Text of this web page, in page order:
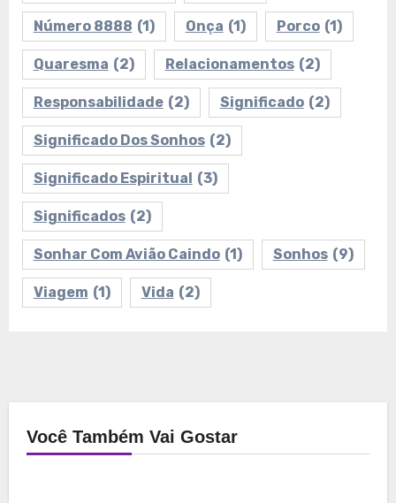
Número 8888 (1) Onça (1) Porco (1)
Quaresma (2) Relacionamentos (2)
Responsabilidade (2) Significado (2)
Significado Dos Sonhos (2)
Significado Espiritual (3)
Significados (2)
Sonhar Com Avião Caindo (1) Sonhos (9)
Viagem (1) Vida (2)
Você Também Vai Gostar